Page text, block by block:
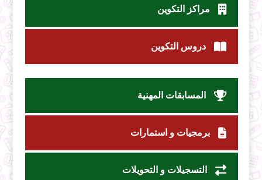
مراكز التكوين
دروس التكوين
المسابقات المهنية
برمجيات و استمارات
التسجيلات و التحويلات